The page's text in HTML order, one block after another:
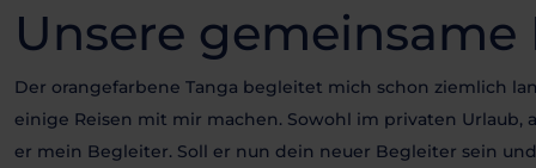
Unsere gemeinsame
Der orangefarbene Tanga begleitet mich schon ziemlich
einige Reisen mit mir machen. Sowohl im privaten Urlaub,
er mein Begleiter. Soll er nun dein neuer Begleiter sein